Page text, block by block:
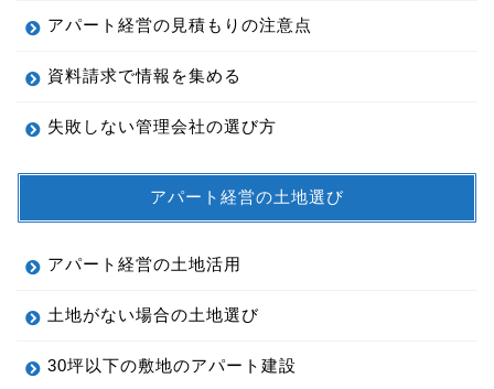
アパート経営の見積もりの注意点
資料請求で情報を集める
失敗しない管理会社の選び方
アパート経営の土地選び
アパート経営の土地活用
土地がない場合の土地選び
30坪以下の敷地のアパート建設